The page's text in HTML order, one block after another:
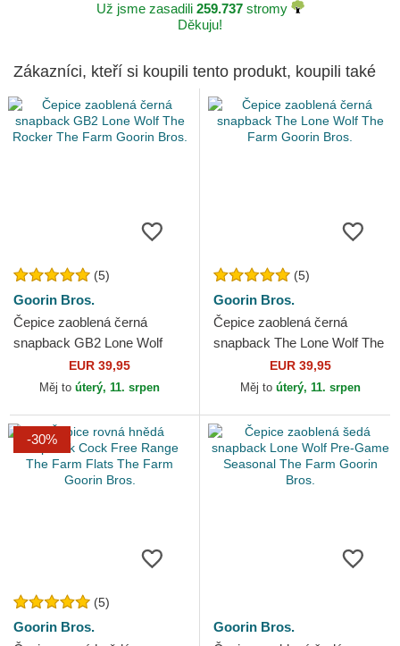
Už jsme zasadili 259.737stromy
Děkuju!
Zákazníci, kteří si koupili tento produkt, koupili také
(5)
Goorin Bros.
Čepice zaoblená černá
snapback GB2 Lone Wolf
The Rocker The Farm Goorin
Bros.
EUR 39,95
Měj to úterý, 11. srpen
(5)
Goorin Bros.
Čepice zaoblená černá
snapback The Lone Wolf The
Farm Goorin Bros.
EUR 39,95
Měj to úterý, 11. srpen
-30%
(5)
Goorin Bros.
Goorin Bros.